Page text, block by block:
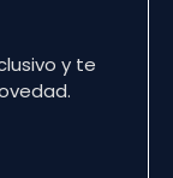
y te